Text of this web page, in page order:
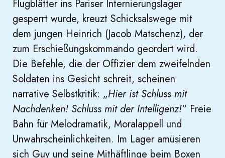
Flugblätter ins Pariser Internierungslager
gesperrt wurde, kreuzt Schicksalswege mit
dem jungen Heinrich (Jacob Matschenz), der
zum Erschießungskommando geordert wird.
Die Befehle, die der Offizier dem zweifelnden
Soldaten ins Gesicht schreit, scheinen
narrative Selbstkritik: „Hier ist Schluss mit
Nachdenken! Schluss mit der Intelligenz!“ Freie
Bahn für Melodramatik, Moralappell und
Unwahrscheinlichkeiten. Im Lager amüsieren
sich Guy und seine Mithäftlinge beim Boxen